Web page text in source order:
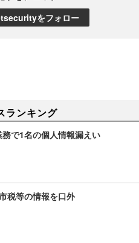
をフォロー
ランキング
務で1名の個人情報漏えい
税等の情報を口外